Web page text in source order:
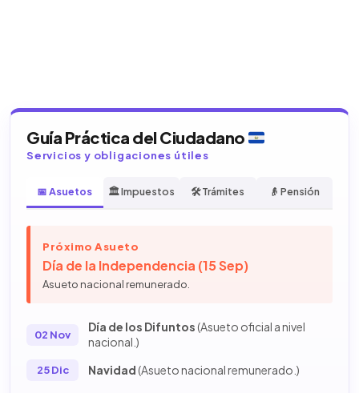
Guía Práctica del Ciudadano
Servicios y obligaciones útiles
📅 Asuetos 🏛️ Impuestos 🛠️ Trámites 👴 Pensión
Próximo Asueto
Día de la Independencia (15 Sep)
Asueto nacional remunerado.
02 Nov
Día de los Difuntos(Asueto oficial a nivel
nacional.)
25 Dic Navidad(Asueto nacional remunerado.)